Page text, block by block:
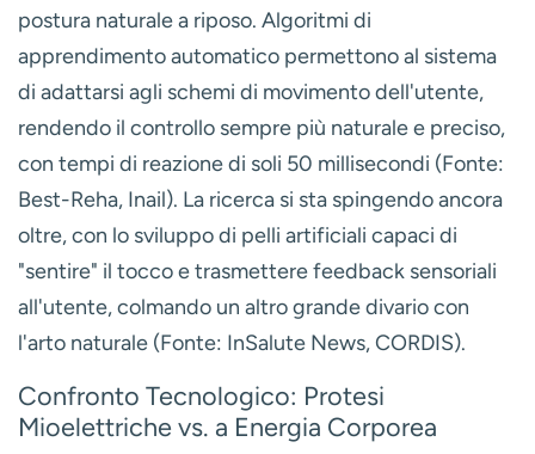
postura naturale a riposo. Algoritmi di
apprendimento automatico permettono al sistema
di adattarsi agli schemi di movimento dell'utente,
rendendo il controllo sempre più naturale e preciso,
con tempi di reazione di soli 50 millisecondi (Fonte:
Best-Reha, Inail). La ricerca si sta spingendo ancora
oltre, con lo sviluppo di pelli artificiali capaci di
"sentire" il tocco e trasmettere feedback sensoriali
all'utente, colmando un altro grande divario con
l'arto naturale (Fonte: InSalute News, CORDIS).
Confronto Tecnologico: Protesi
Mioelettriche vs. a Energia Corporea